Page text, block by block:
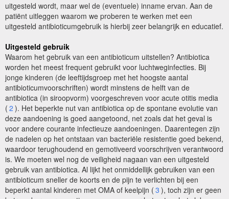
uitgesteld wordt, maar wel de (eventuele) inname ervan. Aan de
patiënt uitleggen waarom we proberen te werken met een
uitgesteld antibioticumgebruik is hierbij zeer belangrijk en educatief.
Uitgesteld gebruik
Waarom het gebruik van een antibioticum uitstellen? Antibiotica
worden het meest frequent gebruikt voor luchtweginfecties. Bij
jonge kinderen (de leeftijdsgroep met het hoogste aantal
antibioticumvoorschriften) wordt minstens de helft van de
antibiotica (in siroopvorm) voorgeschreven voor acute otitis media
( 2 ). Het beperkte nut van antibiotica op de spontane evolutie van
deze aandoening is goed aangetoond, net zoals dat het geval is
voor andere courante infectieuze aandoeningen. Daarentegen zijn
de nadelen op het ontstaan van bacteriële resistentie goed bekend,
waardoor terughoudend en gemotiveerd voorschrijven verantwoord
is. We moeten wel nog de veiligheid nagaan van een uitgesteld
gebruik van antibiotica. Al lijkt het onmiddellijk gebruiken van een
antibioticum sneller de koorts en de pijn te verlichten bij een
beperkt aantal kinderen met OMA of keelpijn ( 3 ), toch zijn er geen